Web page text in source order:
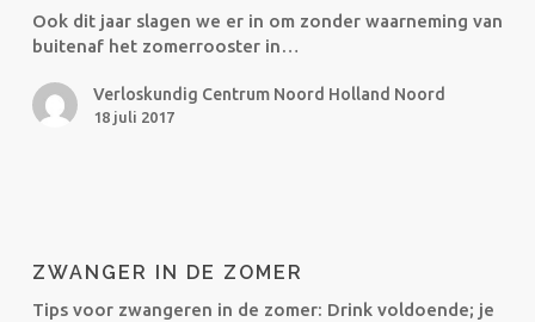
Ook dit jaar slagen we er in om zonder waarneming van
buitenaf het zomerrooster in…
Verloskundig Centrum Noord Holland Noord
18 juli 2017
de
zomer
ZWANGER IN DE ZOMER
Tips voor zwangeren in de zomer: Drink voldoende; je